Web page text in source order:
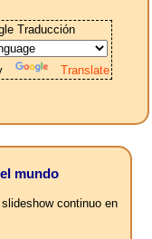
Traducción
Translate
mundo
continuo en